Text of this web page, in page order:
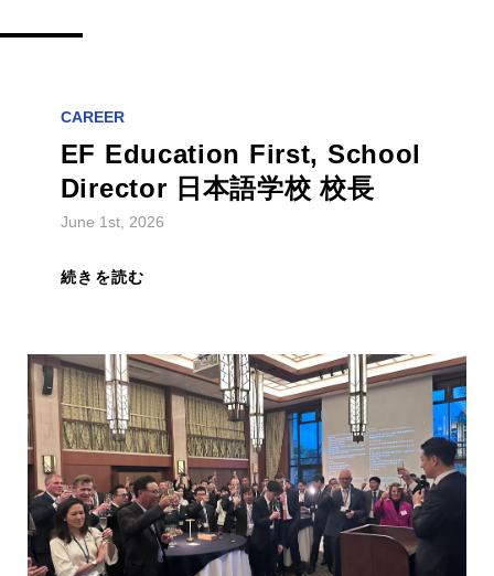
EF Education First, School
Director 日本語学校 校長
June 1st, 2026
続きを読む